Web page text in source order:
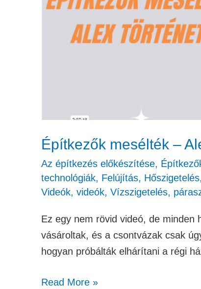
Építkezők mesélték –
Az építkezés előkészítése,
technológiák, Felújítás,
Videók, videók, Vízszigetelés,
Ez egy nem rövid videó, de minden
vásároltak, és a csontvázak csak
hogyan próbálták elhárítani a régi
Read More »